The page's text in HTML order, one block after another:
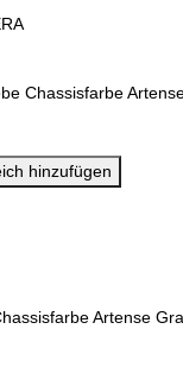
Chassisfarbe
hinzufügen
Artense